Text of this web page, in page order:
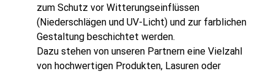
zum Schutz vor Witterungseinflüssen
(Niederschlägen und UV-Licht) und zur farblichen
Gestaltung beschichtet werden.
Dazu stehen von unseren Partnern eine Vielzahl
von hochwertigen Produkten, Lasuren oder